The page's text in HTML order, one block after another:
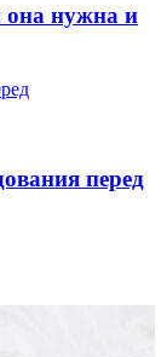
она нужна и
перед